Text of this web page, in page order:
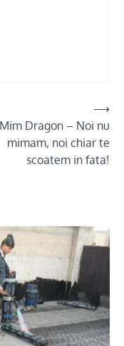
Mim Dragon – Noi nu
mimam, noi chiar te
scoatem in fata!
⟶